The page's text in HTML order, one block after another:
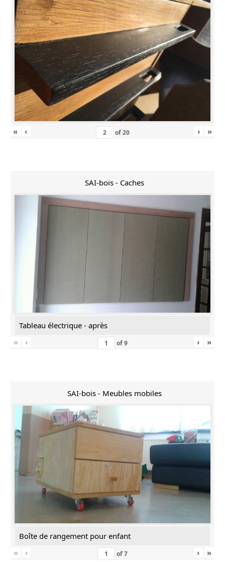
« ‹ of20 › »
SAI-bois - Caches
Tableau électrique - après
«
‹ of9 › »
SAI-bois - Meubles mobiles
Boîte de rangement pour enfant
«
‹ of7 › »